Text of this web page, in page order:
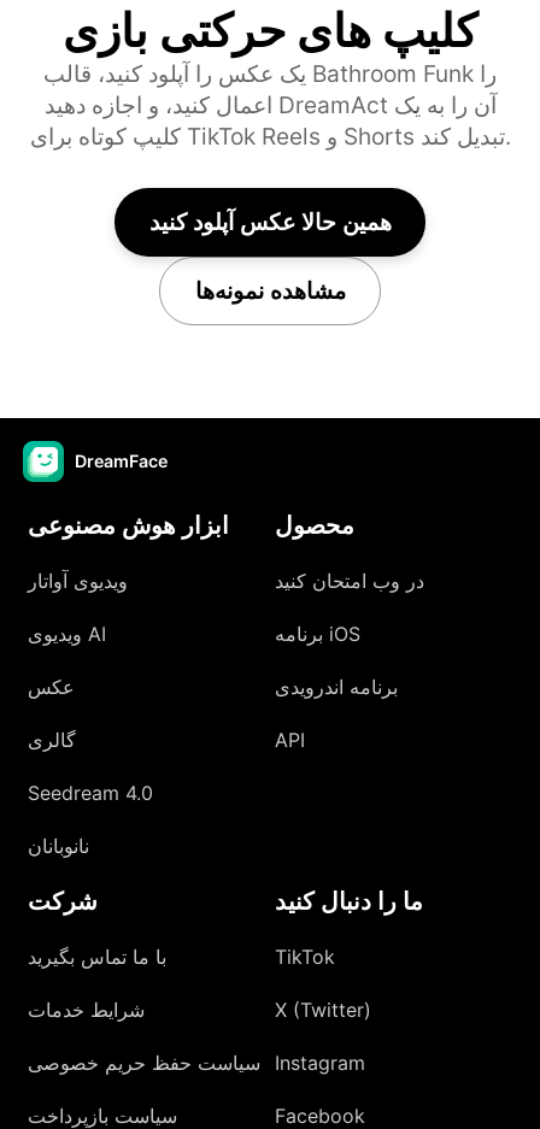
کلیپ های حرکتی بازی
یک عکس را آپلود کنید، قالب Bathroom Funk را
اعمال کنید، و اجازه دهید DreamAct آن را به یک
کلیپ کوتاه برای TikTok Reels و Shorts تبدیل کند.
همین حالا عکس آپلود کنید
مشاهده نمونه‌ها
DreamFace
ابزار هوش مصنوعی
ویدیوی آواتار
ویدیوی AI
عکس
گالری
Seedream 4.0
نانوبانان
محصول
در وب امتحان کنید
برنامه iOS
برنامه اندرویدی
API
شرکت
با ما تماس بگیرید
شرایط خدمات
سیاست حفظ حریم خصوصی
سیاست بازپرداخت
ما را دنبال کنید
TikTok
X (Twitter)
Instagram
Facebook